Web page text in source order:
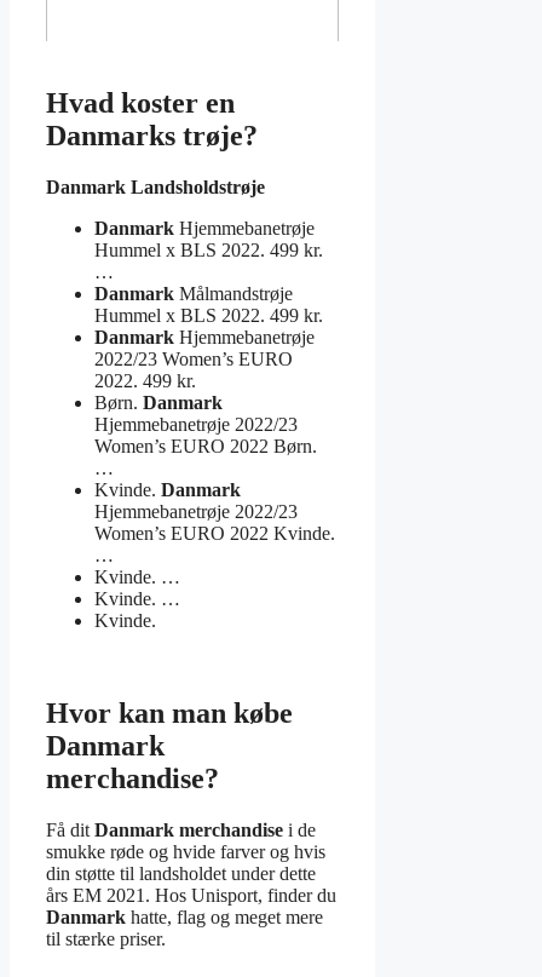
Hvad koster en
Danmarks trøje?
Danmark Landsholdstrøje
Danmark Hjemmebanetrøje
Hummel x BLS 2022. 499 kr.
…
Danmark Målmandstrøje
Hummel x BLS 2022. 499 kr.
Danmark Hjemmebanetrøje
2022/23 Women’s EURO
2022. 499 kr.
Børn. Danmark
Hjemmebanetrøje 2022/23
Women’s EURO 2022 Børn.
…
Kvinde. Danmark
Hjemmebanetrøje 2022/23
Women’s EURO 2022 Kvinde.
…
Kvinde. …
Kvinde. …
Kvinde.
Hvor kan man købe
Danmark
merchandise?
Få dit Danmark merchandise i de
smukke røde og hvide farver og hvis
din støtte til landsholdet under dette
års EM 2021. Hos Unisport, finder du
Danmark hatte, flag og meget mere
til stærke priser.